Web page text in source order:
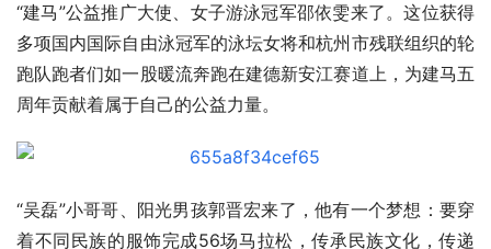
“建马”公益推广大使、女子游泳冠军邵依雯来了。这位获得
多项国内国际自由泳冠军的泳坛女将和杭州市残联组织的轮
跑队跑者们如一股暖流奔跑在建德新安江赛道上，为建马五
周年贡献着属于自己的公益力量。
“吴磊”小哥哥、阳光男孩郭晋宏来了，他有一个梦想：要穿
着不同民族的服饰完成56场马拉松，传承民族文化，传递